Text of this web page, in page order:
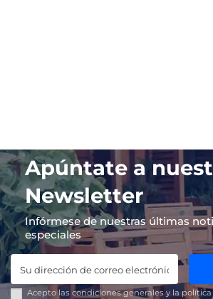
Apúntate a
Newsletter
Infórmese de nuestras últimas
especiales
Acepto las condiciones generales y lapolítica